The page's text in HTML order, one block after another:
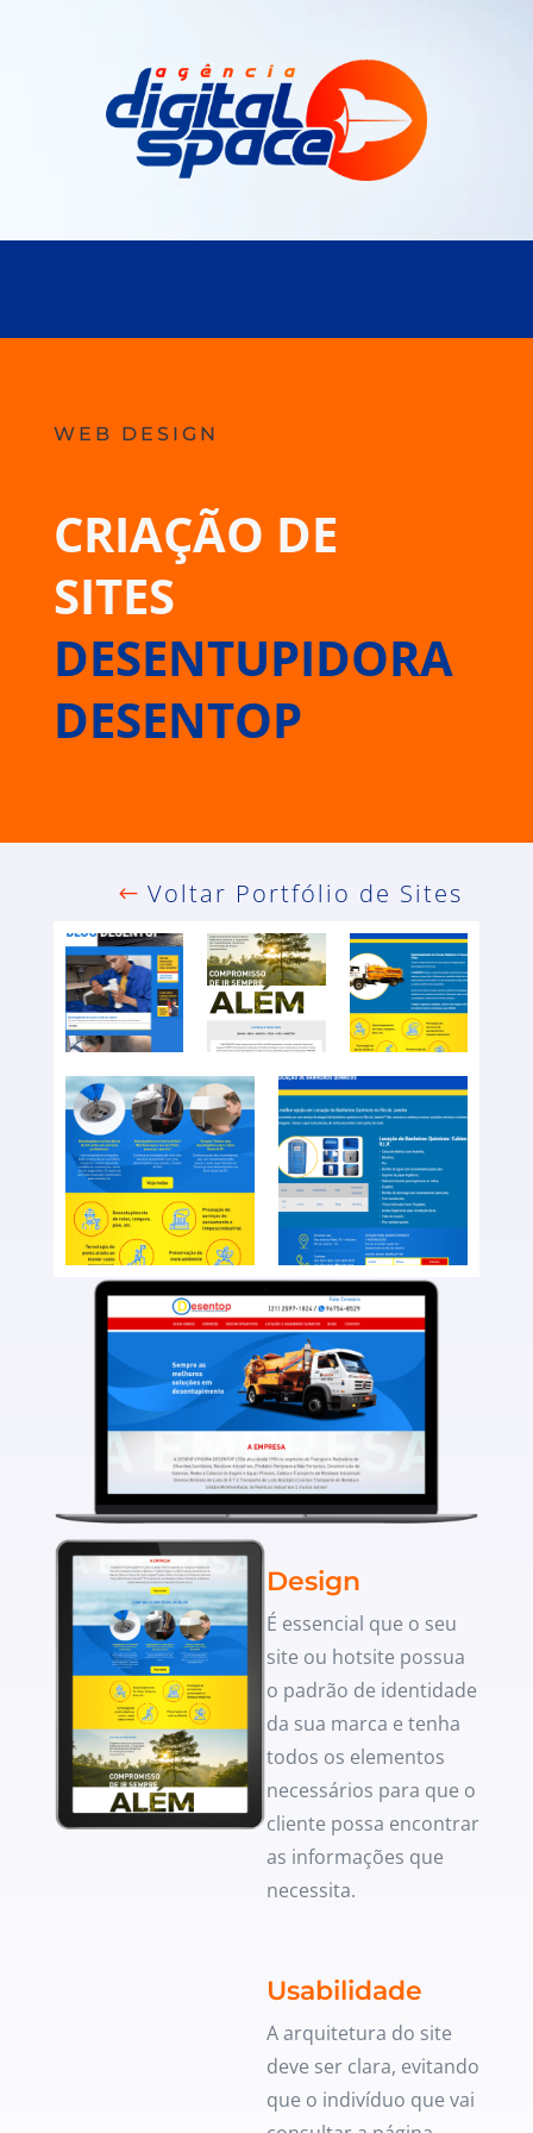
WEB DESIGN
CRIAÇÃO DE
SITES
DESENTUPIDORA
DESENTOP
Voltar Portfólio de Sites
Design
É essencial que o seu
site ou hotsite possua
o padrão de identidade
da sua marca e tenha
todos os elementos
necessários para que o
cliente possa encontrar
as informações que
necessita.
Usabilidade
A arquitetura do site
deve ser clara, evitando
que o indivíduo que vai